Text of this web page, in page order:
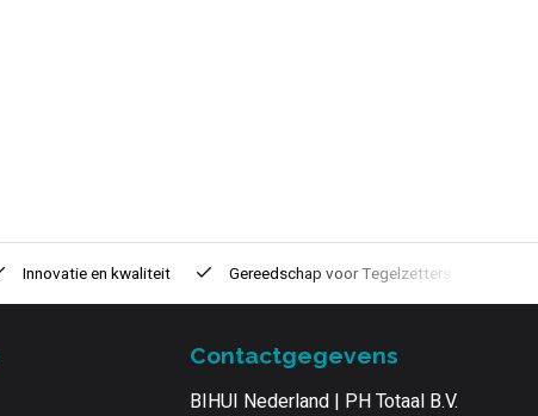
Innovatieen kwaliteit Gereedschap voorTegelzetters
Contactgegevens
BIHUI Nederland | PH Totaal B.V.